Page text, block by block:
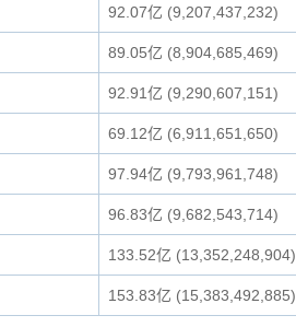
92.07亿 (9,207,437,232)
89.05亿 (8,904,685,469)
92.91亿 (9,290,607,151)
69.12亿 (6,911,651,650)
97.94亿 (9,793,961,748)
96.83亿 (9,682,543,714)
133.52亿 (13,352,248,904)
153.83亿 (15,383,492,885)